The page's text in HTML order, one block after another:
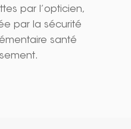
par l’opticien,
par la sécurité
santé